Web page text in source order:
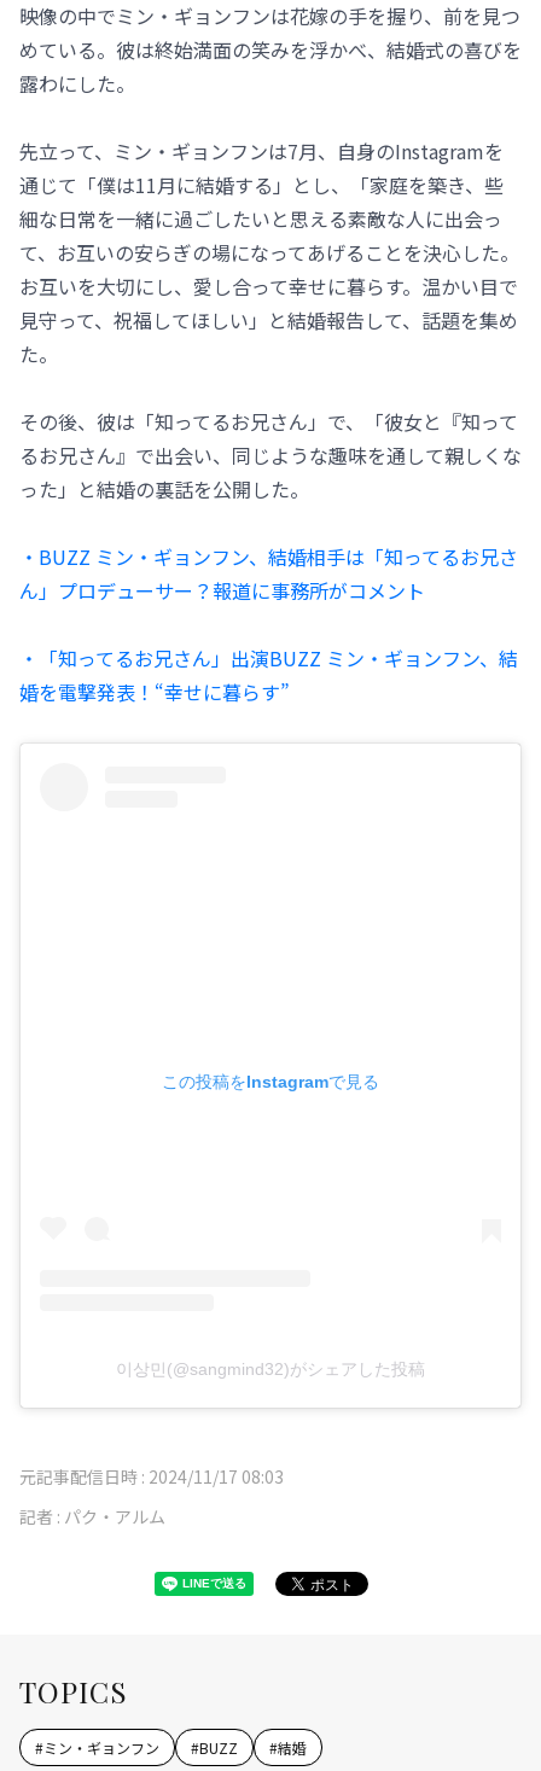
映像の中でミン・ギョンフンは花嫁の手を握り、前を見つ
めている。彼は終始満面の笑みを浮かべ、結婚式の喜びを
露わにした。
先立って、ミン・ギョンフンは7月、自身のInstagramを
通じて「僕は11月に結婚する」とし、「家庭を築き、些
細な日常を一緒に過ごしたいと思える素敵な人に出会っ
て、お互いの安らぎの場になってあげることを決心した。
お互いを大切にし、愛し合って幸せに暮らす。温かい目で
見守って、祝福してほしい」と結婚報告して、話題を集め
た。
その後、彼は「知ってるお兄さん」で、「彼女と『知って
るお兄さん』で出会い、同じような趣味を通して親しくな
った」と結婚の裏話を公開した。
・BUZZ ミン・ギョンフン、結婚相手は「知ってるお兄さ
ん」プロデューサー？報道に事務所がコメント
・「知ってるお兄さん」出演BUZZ ミン・ギョンフン、結
婚を電撃発表！“幸せに暮らす”
この投稿をInstagramで見る
이상민(@sangmind32)がシェアした投稿
元記事配信日時 : 2024/11/17 08:03
記者 : パク・アルム
TOPICS
#ミン・ギョンフン #BUZZ #結婚